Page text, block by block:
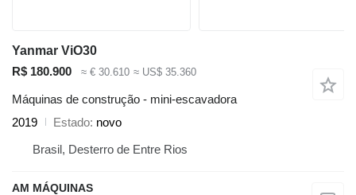
Yanmar ViO30
R$ 180.900
≈ € 30.610 ≈ US$ 35.360
Máquinas de construção - mini-escavadora
2019
Estado novo
Brasil, Desterro de Entre Rios
AM MÁQUINAS